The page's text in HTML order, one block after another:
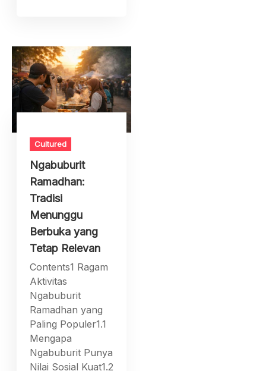
Cultured
Ngabuburit
Ramadhan:
Tradisi
Menunggu
Berbuka yang
Tetap Relevan
Contents1 Ragam
Aktivitas
Ngabuburit
Ramadhan yang
Paling Populer1.1
Mengapa
Ngabuburit Punya
Nilai Sosial Kuat1.2